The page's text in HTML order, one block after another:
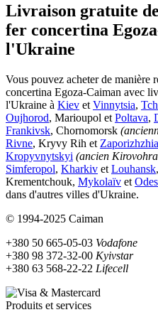
Livraison gratuite
fer concertina
l'Ukraine
Vous pouvez acheter de manière
concertina Egoza-Caiman avec
l'Ukraine à Kiev et Vinnytsia,
Oujhorod, Marioupol et Poltava,
Frankivsk, Chornomorsk
Rivne, Kryvy Rih et Zaporizhzhia
Kropyvnytskyi (ancien
Simferopol, Kharkiv et Louhansk,
Krementchouk, Mykolaïv et
dans d'autres villes d'Ukraine.
© 1994-2025 Caiman
+380 50 665-05-03 Vodafone
+380 98 372-32-00 Kyivstar
+380 63 568-22-22 Lifecell
Produits et services